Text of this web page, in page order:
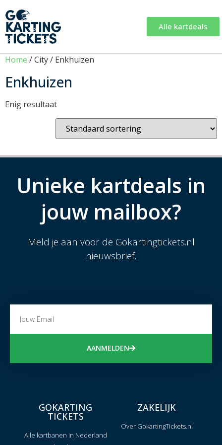
Alle kartdeals
Home / City / Enkhuizen
Enkhuizen
Enig resultaat
Unieke kartdeals in
jouw mailbox?
Meld je aan voor de Gokartingtickets.nl
nieuwsbrief.
AANMELDEN
GOKARTING
TICKETS
Alle kartbanen in Nederland
ZAKELIJK
Over GokartingTickets.nl